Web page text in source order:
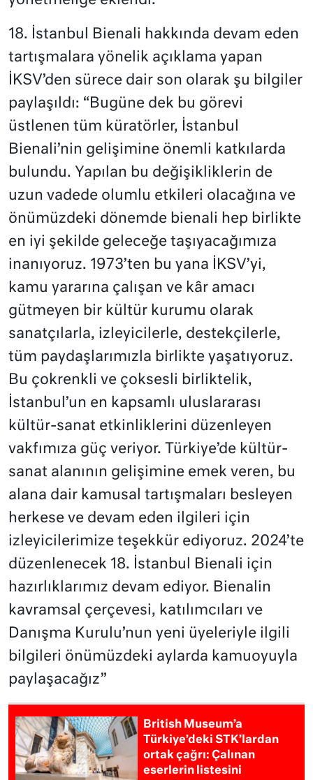
18. İstanbul Bienali hakkında devam eden
tartışmalara yönelik açıklama yapan
İKSV’den sürece dair son olarak şu bilgiler
paylaşıldı: “Bugüne dek bu görevi
üstlenen tüm küratörler, İstanbul
Bienali’nin gelişimine önemli katkılarda
bulundu. Yapılan bu değişikliklerin de
uzun vadede olumlu etkileri olacağına ve
önümüzdeki dönemde bienali hep birlikte
en iyi şekilde geleceğe taşıyacağımıza
inanıyoruz. 1973’ten bu yana İKSV’yi,
kamu yararına çalışan ve kâr amacı
gütmeyen bir kültür kurumu olarak
sanatçılarla, izleyicilerle, destekçilerle,
tüm paydaşlarımızla birlikte yaşatıyoruz.
Bu çokrenkli ve çoksesli birliktelik,
İstanbul’un en kapsamlı uluslararası
kültür-sanat etkinliklerini düzenleyen
vakfımıza güç veriyor. Türkiye’de kültür-
sanat alanının gelişimine emek veren, bu
alana dair kamusal tartışmaları besleyen
herkese ve devam eden ilgileri için
izleyicilerimize teşekkür ediyoruz. 2024’te
düzenlenecek 18. İstanbul Bienali için
hazırlıklarımız devam ediyor. Bienalin
kavramsal çerçevesi, katılımcıları ve
Danışma Kurulu’nun yeni üyeleriyle ilgili
bilgileri önümüzdeki aylarda kamuoyuyla
paylaşacağız”
British Museum’a
Türkiye’deki STK’lardan
ortak çağrı: Çalınan
eserlerin listesini